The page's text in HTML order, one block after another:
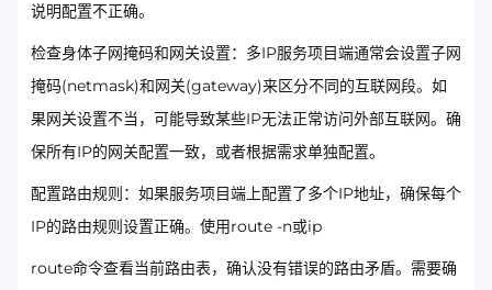
说明配置不正确。
检查身体子网掩码和网关设置：多IP服务项目端通常会设置子网
掩码(netmask)和网关(gateway)来区分不同的互联网段。如
果网关设置不当，可能导致某些IP无法正常访问外部互联网。确
保所有IP的网关配置一致，或者根据需求单独配置。
配置路由规则：如果服务项目端上配置了多个IP地址，确保每个
IP的路由规则设置正确。使用route -n或ip
route命令查看当前路由表，确认没有错误的路由矛盾。需要确